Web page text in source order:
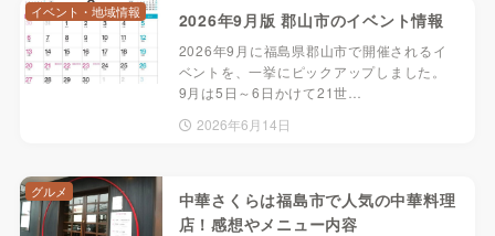
2026年9月版 郡山市のイベント情報
2026年9月に福島県郡山市で開催されるイ
ベントを、一挙にピックアップしました。
9月は5日～6日かけて21世…
2026年6月14日
イベント・地域情報
中華さくらは福島市で人気の中華料理
店！感想やメニュー内容
グルメ